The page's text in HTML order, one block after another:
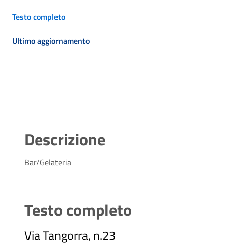
Testo completo
Ultimo aggiornamento
Descrizione
Bar/Gelateria
Testo completo
Via Tangorra, n.23